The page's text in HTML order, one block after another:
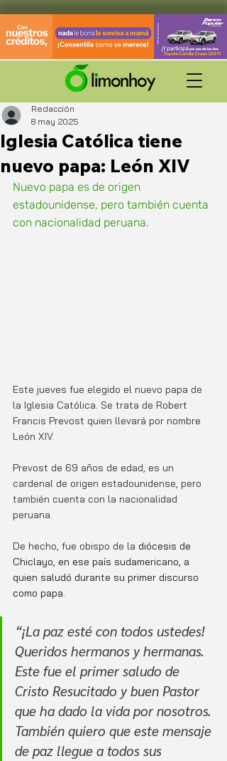
Iglesia Católica tiene
nuevo papa: León XIV
Redacción
8 may 2025
Nuevo papa es de origen
estadounidense, pero también cuenta
con nacionalidad peruana.
Este jueves fue elegido el nuevo papa de
la Iglesia Católica. Se trata de Robert
Francis Prevost quien llevará por nombre
León XIV.
Prevost de 69 años de edad, es un
cardenal de origen estadounidense, pero
también cuenta con la nacionalidad
peruana.
De hecho, fue obispo de la diócesis de
Chiclayo, en ese país sudamericano, a
quien saludó durante su primer discurso
como papa.
“¡La paz esté con todos ustedes!
Queridos hermanos y hermanas.
Este fue el primer saludo de
Cristo Resucitado y buen Pastor
que ha dado la vida por nosotros.
También quiero que este mensaje
de paz llegue a todos sus